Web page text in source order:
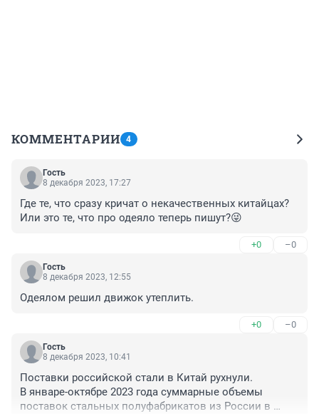
КОММЕНТАРИИ 4
Гость
8 декабря 2023, 17:27
Где те, что сразу кричат о некачественных китайцах?
Или это те, что про одеяло теперь пишут?😜
+0 –0
Гость
8 декабря 2023, 12:55
Одеялом решил движок утеплить.
+0 –0
Гость
8 декабря 2023, 10:41
Поставки российской стали в Китай рухнули.
В январе-октябре 2023 года суммарные объемы
поставок стальных полуфабрикатов из России в